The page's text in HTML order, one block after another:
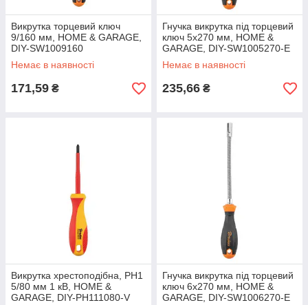
Викрутка торцевий ключ
9/160 мм, HOME & GARAGE,
DIY-SW1009160
Немає в наявності
171,59 ₴
Гнучка викрутка під торцевий
ключ 5х270 мм, HOME &
GARAGE, DIY-SW1005270-E
Немає в наявності
235,66 ₴
Викрутка хрестоподібна, PH1
5/80 мм 1 кВ, HOME &
GARAGE, DIY-PH111080-V
Гнучка викрутка під торцевий
ключ 6х270 мм, HOME &
GARAGE, DIY-SW1006270-E